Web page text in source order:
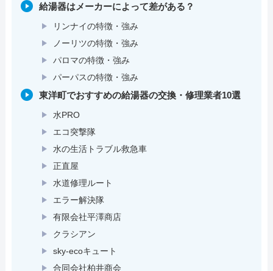
給湯器はメーカーによって差がある？
リンナイの特徴・強み
ノーリツの特徴・強み
パロマの特徴・強み
パーパスの特徴・強み
東洋町でおすすめの給湯器の交換・修理業者10選
水PRO
エコ突撃隊
水の生活トラブル救急車
正直屋
水道修理ルート
エラー解決隊
有限会社平澤商店
クラシアン
sky-ecoキュート
合同会社柏井商会